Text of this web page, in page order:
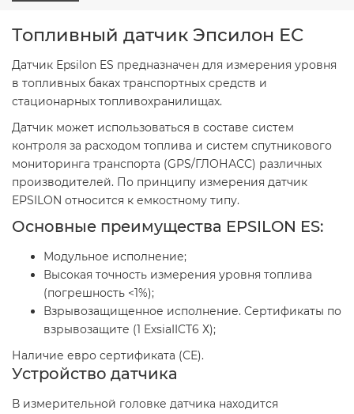
Топливный датчик Эпсилон ЕС
Датчик Epsilon ES предназначен для измерения уровня
в топливных баках транспортных средств и
стационарных топливохранилищах.
Датчик может использоваться в составе систем
контроля за расходом топлива и систем спутникового
мониторинга транспорта (GPS/ГЛОНАСС) различных
производителей. По принципу измерения датчик
EPSILON относится к емкостному типу.
Основные преимущества EPSILON ES:
Модульное исполнение;
Высокая точность измерения уровня топлива
(погрешность <1%);
Взрывозащищенное исполнение. Cертификаты по
взрывозащите (1 ExsiaIICT6 Х);
Наличие евро сертификата (СЕ).
Устройство датчика
В измерительной головке датчика находится